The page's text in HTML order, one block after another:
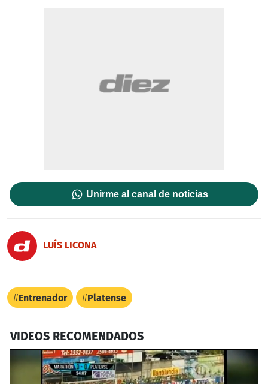
Unirme al canal de noticias
LUÍS LICONA
Entrenador Platense
VIDEOS RECOMENDADOS